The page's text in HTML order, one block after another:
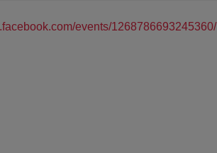
events/1268786693245360/